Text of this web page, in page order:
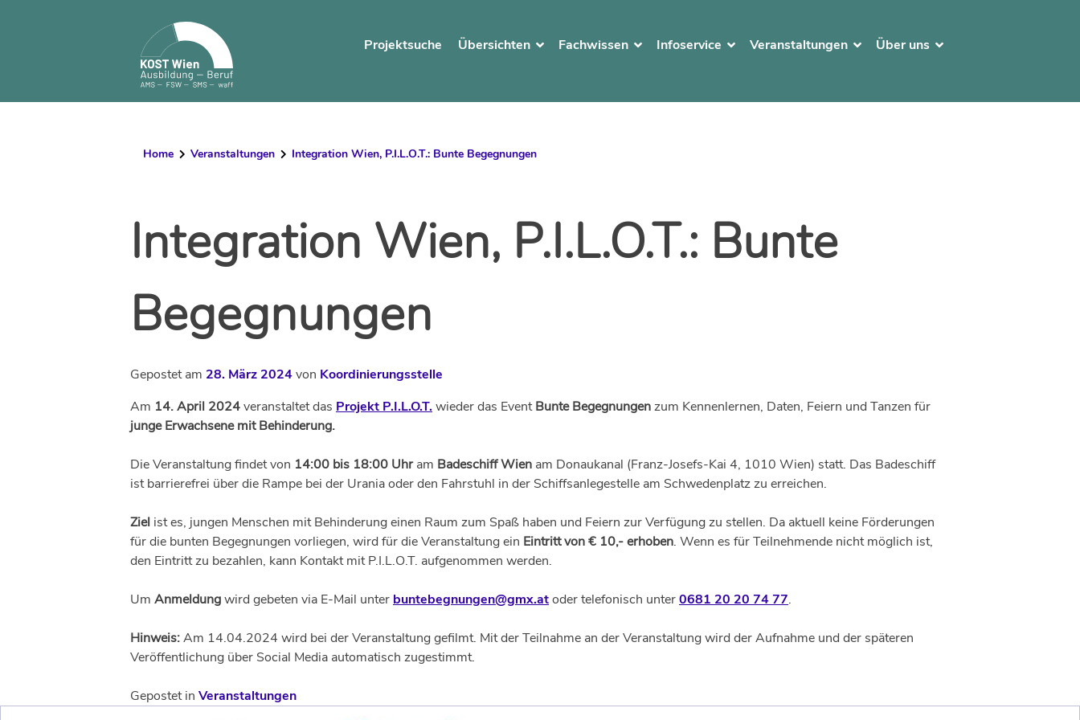
Projektsuche Übersichten Fachwissen Infoservice Veranstaltungen Über uns
Home Veranstaltungen Integration Wien, P.I.L.O.T.: Bunte Begegnungen
Integration Wien, P.I.L.O.T.: Bunte
Begegnungen
Gepostet am 28. März 2024von Koordinierungsstelle
Am 14. April 2024veranstaltet das Projekt P.I.L.O.T.wieder das EventBunte Begegnungenzum Kennenlernen, Daten, Feiern und Tanzen für
junge Erwachsene mit Behinderung.
Die Veranstaltung findet von 14:00 bis 18:00 Uhram Badeschiff Wien am Donaukanal (Franz-Josefs-Kai 4, 1010 Wien) statt. Das Badeschiff
ist barrierefrei über die Rampe bei der Urania oder den Fahrstuhl in der Schiffsanlegestelle am Schwedenplatz zu erreichen.
Ziel ist es, jungen Menschen mit Behinderung einen Raum zum Spaß haben und Feiern zur Verfügung zu stellen. Da aktuell keine Förderungen
für die bunten Begegnungen vorliegen, wird für die Veranstaltung ein Eintritt von € 10,- erhoben. Wenn es für Teilnehmende nicht möglich ist,
den Eintritt zu bezahlen, kann Kontakt mit P.I.L.O.T. aufgenommen werden.
Um Anmeldungwird gebeten via E-Mail unter buntebegnungen@gmx.atoder telefonisch unter0681 20 20 74 77.
Hinweis:Am 14.04.2024 wird bei der Veranstaltung gefilmt. Mit der Teilnahme an der Veranstaltung wird der Aufnahme und der späteren
Veröffentlichung über Social Media automatisch zugestimmt.
Gepostet in Veranstaltungen